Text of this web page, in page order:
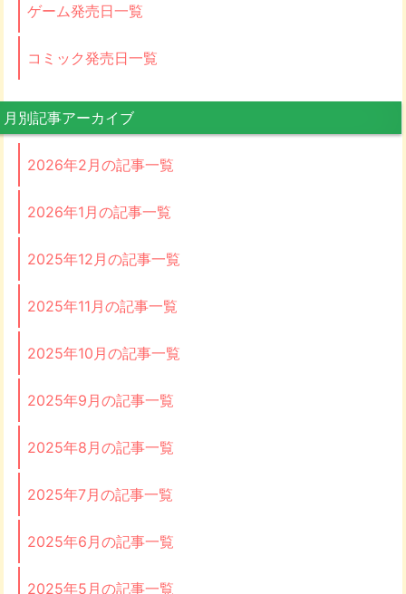
ゲーム発売日一覧
コミック発売日一覧
月別記事アーカイブ
2026年2月の記事一覧
2026年1月の記事一覧
2025年12月の記事一覧
2025年11月の記事一覧
2025年10月の記事一覧
2025年9月の記事一覧
2025年8月の記事一覧
2025年7月の記事一覧
2025年6月の記事一覧
2025年5月の記事一覧